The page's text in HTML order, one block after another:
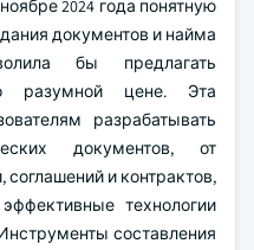
2024 года понятную
документов и найма
бы предлагать
разумной цене. Эта
разрабатывать
документов, от
соглашений и контрактов,
технологии
составления